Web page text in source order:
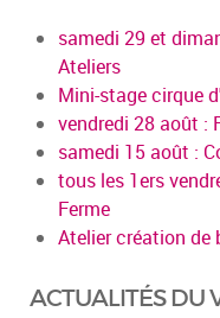
samedi 29 et
Ateliers
Mini-stage cirque
vendredi 28 août :
samedi 15 août :
tous les 1ers
Ferme
Atelier création de
ACTUALITÉS DU